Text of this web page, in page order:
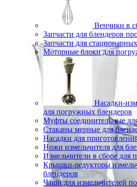
Венчики в
Запчасти для блендеров
Запчасти для
Моторные блоки для
Насадки-
для погружных блендеров
Муфты соединительные
Стаканы мерные для
Насадки для
Ножи измельчителя для
Измельчители в сборе для
Крышки-редукторы
блендеров
Чаши для измельчителей